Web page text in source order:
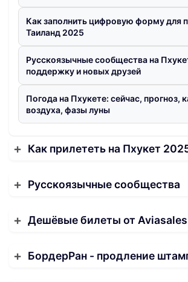
Как заполнить цифровую форму для
Таиланд 2025
Русскоязычные сообщества на
поддержку и новых друзей
Погода на Пхукете: сейчас, прогноз,
воздуха, фазы луны
Как прилететь на Пхукет
Русскоязычные сообщества
Дешёвые билеты от Aviasales
БордерРан - продление